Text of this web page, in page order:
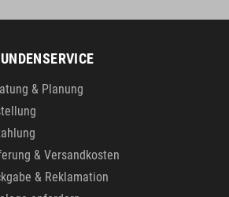
& Planung
& Versandkosten
& Reklamation